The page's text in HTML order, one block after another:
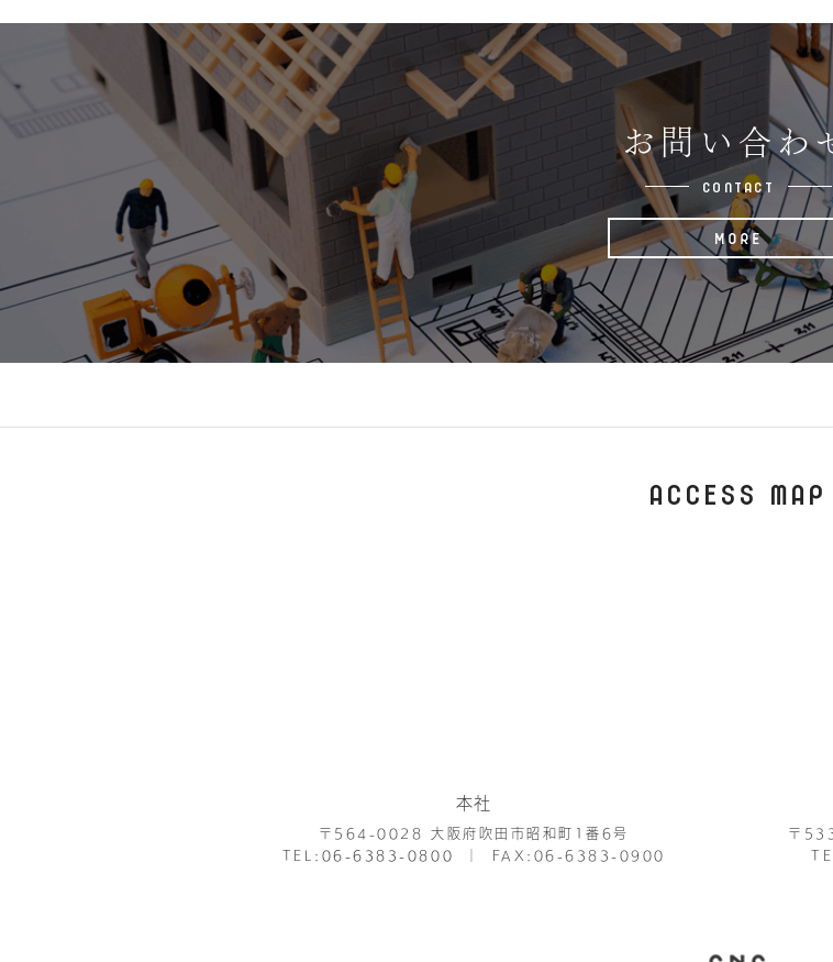
お問い合わ
CONTACT
ACCESS MAP
本社
〒564-0028大阪府吹田市昭和町1番6号
TEL: 06-6383-0800 FAX:06-6383-0900
〒